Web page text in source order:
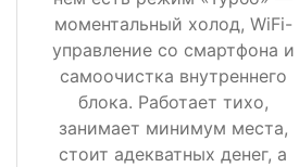
моментальный холод, WiFi-
управление со смартфона и
самоочистка внутреннего
блока. Работает тихо,
занимает минимум места,
стоит адекватных денег, а